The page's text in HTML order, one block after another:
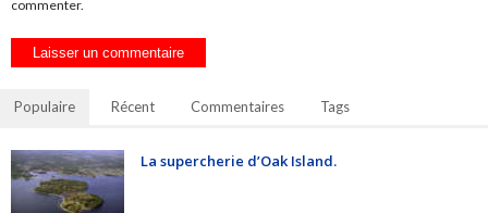
commenter.
Populaire Récent Commentaires Tags
La supercherie d’Oak Island.